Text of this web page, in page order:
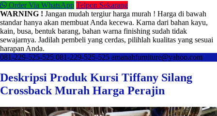
Order Via WhatsApp Telpon Sekarang
WARNING ! Jangan mudah tergiur harga murah ! Harga di bawah
standar hanya akan membuat Anda kecewa. Karna dari bahan kayu,
kain, busa, bentuk barang, bahan warna finishing sudah tidak
sewajarnya. Jadilah pembeli yang cerdas, pilihlah kualitas yang sesuai
harapan Anda.
081-229-525-525 081-229-525-525 amanahfurniture@yahoo.com
Deskripsi Produk Kursi Tiffany Silang
Crossback Murah Harga Perajin